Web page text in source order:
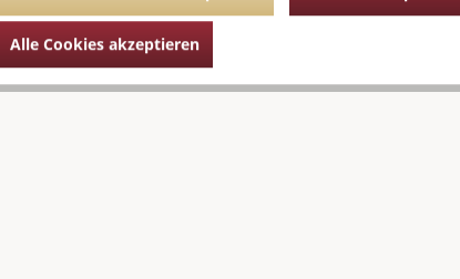
Alle Cookies akzeptieren